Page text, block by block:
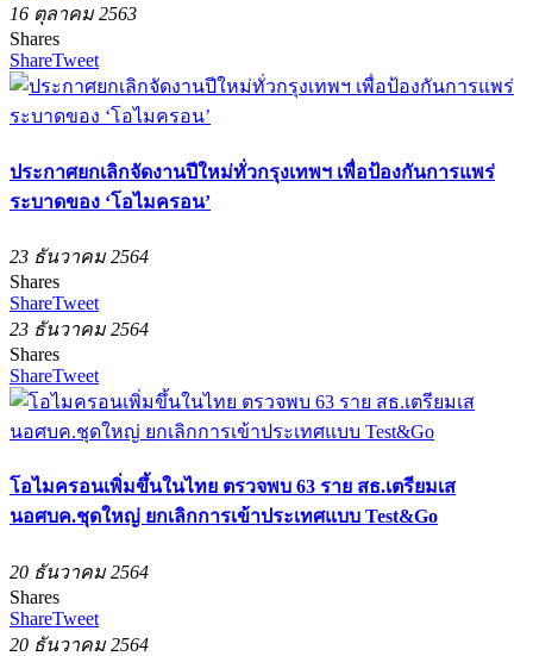
16 ตุลาคม 2563
Shares
ShareTweet
ประกาศยกเลิกจัดงานปีใหม่ทั่วกรุงเทพฯ เพื่อป้องกันการแพร่
ระบาดของ ‘โอไมครอน’
23 ธันวาคม 2564
Shares
ShareTweet
23 ธันวาคม 2564
Shares
ShareTweet
โอไมครอนเพิ่มขึ้นในไทย ตรวจพบ 63 ราย สธ.เตรียมเส
นอศบค.ชุดใหญ่ ยกเลิกการเข้าประเทศแบบ Test&Go
20 ธันวาคม 2564
Shares
ShareTweet
20 ธันวาคม 2564